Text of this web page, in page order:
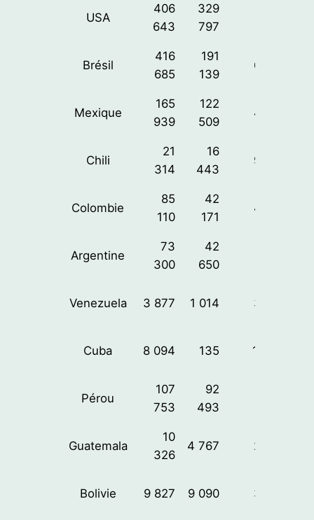
USA
406
643
329
797
Brésil
416
685
191
139
64%
Mexique
165
939
122
509
47%
Chili
21
314
16
443
93%
Colombie
85
110
42
171
46%
Argentine
73
300
42
650
Venezuela 3 877 1 014 32%
Cuba 8 094 135 112%
Pérou
107
753
92
493
Guatemala
10
326
4 767 23%
Bolivie 9 827 9 090 32%